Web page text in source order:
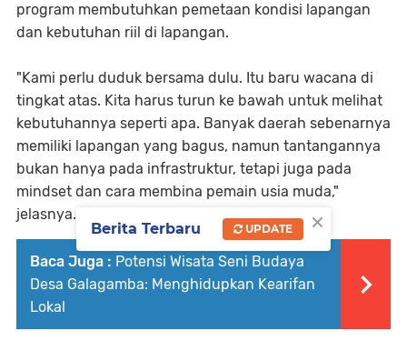
program membutuhkan pemetaan kondisi lapangan
dan kebutuhan riil di lapangan.
"Kami perlu duduk bersama dulu. Itu baru wacana di
tingkat atas. Kita harus turun ke bawah untuk melihat
kebutuhannya seperti apa. Banyak daerah sebenarnya
memiliki lapangan yang bagus, namun tantangannya
bukan hanya pada infrastruktur, tetapi juga pada
mindset dan cara membina pemain usia muda,"
jelasnya.
Baca Juga : Potensi Wisata Seni Budaya
Desa Galagamba: Menghidupkan Kearifan
Lokal
×
Berita Terbaru UPDATE